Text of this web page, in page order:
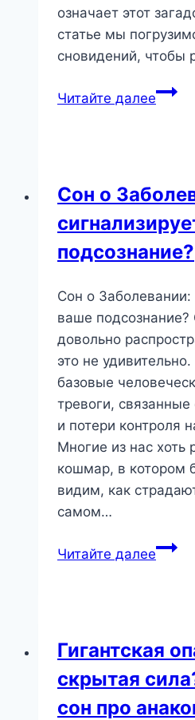
означает этот
статье мы
сновидений, чтобы
Читайте далееСон
к
и
Путей
Сон о
подсознание?
Сон о Заболевании:
ваше
довольно
это не
базовые
тревоги,
и потери контроля
Многие из нас хоть
кошмар, в котором
видим, как
самом…
Читайте далееСон
ваше
Гигантская
скрытая
сон про